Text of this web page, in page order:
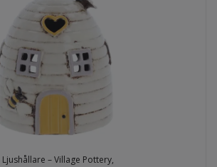
Ljushållare – Village Pottery,